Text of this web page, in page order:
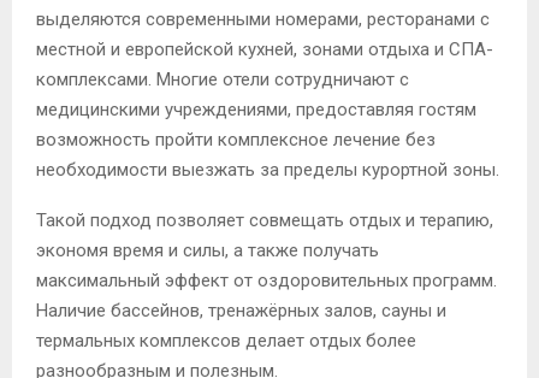
выделяются современными номерами, ресторанами с
местной и европейской кухней, зонами отдыха и СПА-
комплексами. Многие отели сотрудничают с
медицинскими учреждениями, предоставляя гостям
возможность пройти комплексное лечение без
необходимости выезжать за пределы курортной зоны.
Такой подход позволяет совмещать отдых и терапию,
экономя время и силы, а также получать
максимальный эффект от оздоровительных программ.
Наличие бассейнов, тренажёрных залов, сауны и
термальных комплексов делает отдых более
разнообразным и полезным.